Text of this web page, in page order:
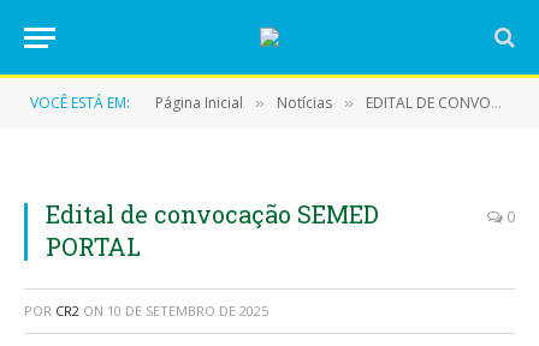
VOCÊ ESTÁ EM: Página Inicial » Notícias » EDITAL DE CONVOCAÇÃO
Edital de convocação SEMED
PORTAL
0
POR CR2 ON 10 DE SETEMBRO DE 2025